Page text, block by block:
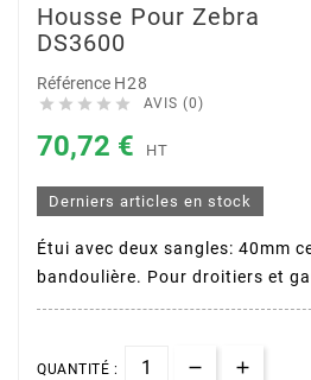
Housse Pour Zebra
DS3600
Référence H28
     AVIS (0)
70,72 € HT
Derniers articles en stock
Étui avec deux sangles: 40mm
bandoulière. Pour droitiers et
QUANTITÉ :